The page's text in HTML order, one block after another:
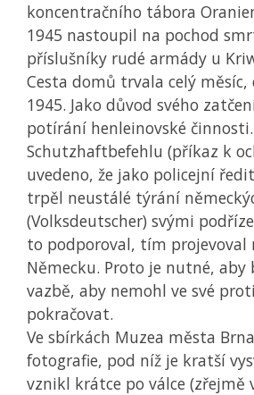
koncentračního tábora
1945 nastoupil na pochod
příslušníky rudé armády u
Cesta domů trvala celý měsíc,
1945. Jako důvod svého
potírání henleinovské
Schutzhaftbefehlu (příkaz k
uvedeno, že jako policejní
trpěl neustálé týrání
(Volksdeutscher) svými
to podporoval, tím projevoval
Německu. Proto je nutné, aby
vazbě, aby nemohl ve své
pokračovat.
Ve sbírkách Muzea města
fotografie, pod níž je kratší
vznikl krátce po válce (zřejmě